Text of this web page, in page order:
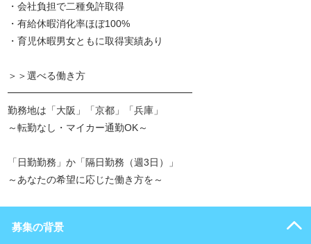
・会社負担で二種免許取得
・有給休暇消化率ほぼ100%
・育児休暇男女ともに取得実績あり
＞＞選べる働き方
━━━━━━━━━━━━━━━━━━━
勤務地は「大阪」「京都」「兵庫」
～転勤なし・マイカー通勤OK～
「日勤勤務」か「隔日勤務（週3日）」
～あなたの希望に応じた働き方を～
募集の背景